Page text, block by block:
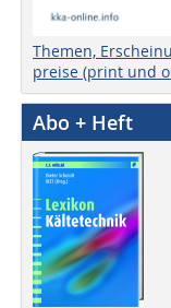
Themen,
preise (print und
Abo + Heft